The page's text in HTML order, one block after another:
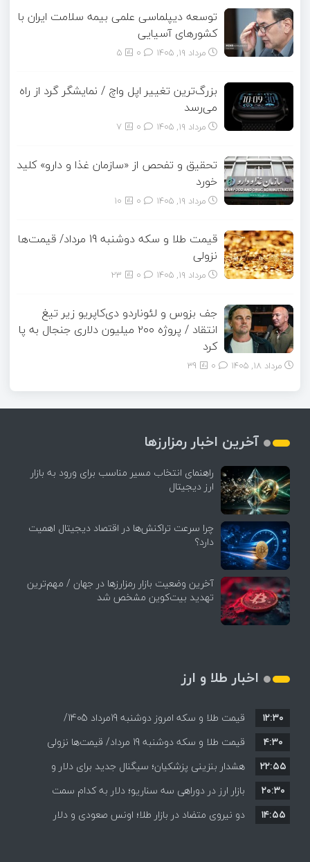
توسعه دیپلماسی علمی بیمه سلامت ایران با
کشورهای آسیایی
مرداد ۱۹, ۱۴۰۵ 5
بزرگ‌ترین تغییر اپل واچ / نمایشگر گرد از راه
می‌رسد
مرداد ۱۹, ۱۴۰۵ 7
تحقیق و تفحص از «سازمان غذا و دارو» کلید
خورد
مرداد ۱۹, ۱۴۰۵ 10
قیمت طلا و سکه دوشنبه 19 مرداد/ قیمت‌ها
نزولی
مرداد ۱۹, ۱۴۰۵ 23
جف بزوس و لئوناردو دی‌کاپریو زیر تیغ
انتقاد / پروژه ۲۰۰ میلیون دلاری جنجال به پا
کرد
مرداد ۱۸, ۱۴۰۵ 39
آخرین اخبار رمزارزها
راهنمای انتخاب مسیر مناسب برای ورود به بازار
ارز دیجیتال
چرا سرعت تراکنش‌ها در اقتصاد دیجیتال اهمیت
دارد؟
آخرین وضعیت بازار رمزارزها در جهان / مهم‌ترین
تهدید بیت‌کوین مشخص شد
اخبار طلا و ارز
قیمت طلا و سکه امروز دوشنبه 19مرداد 1405/
کاهش همه قیمت ها + جدول و جزئیات
۱۲:۳۰
قیمت طلا و سکه دوشنبه 19 مرداد/ قیمت‌ها نزولی
۴:۳۰
هشدار بنزینی پزشکیان؛ سیگنال جدید برای دلار و
طلا؟
۲۲:۵۵
بازار ارز در دوراهی سه سناریو؛ دلار به کدام سمت
می‌رود؟
۲۰:۳۰
دو نیروی متضاد در بازار طلا؛ اونس صعودی و دلار
۱۴:۵۵